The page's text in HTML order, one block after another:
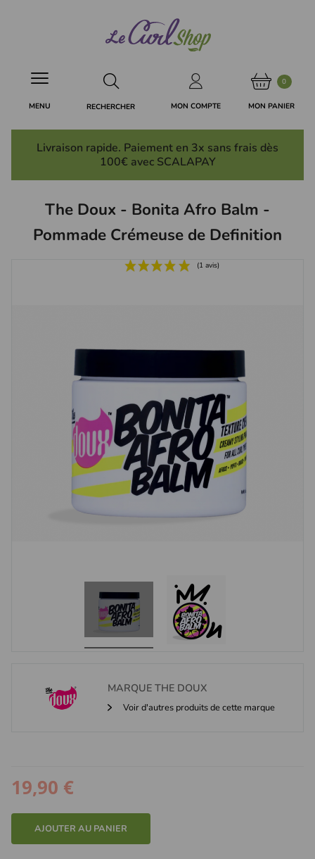
MON COMPTE
0
MON PANIER
RECHERCHER
MENU
Livraison rapide. Paiement en 3x sans frais dès
100€ avec SCALAPAY
The Doux - Bonita Afro Balm -
Pommade Crémeuse de Definition
MARQUETHE DOUX
Voir d'autres produits de cette marque
19,90 €
AJOUTER AU PANIER